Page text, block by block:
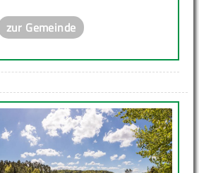
zur Gemeinde